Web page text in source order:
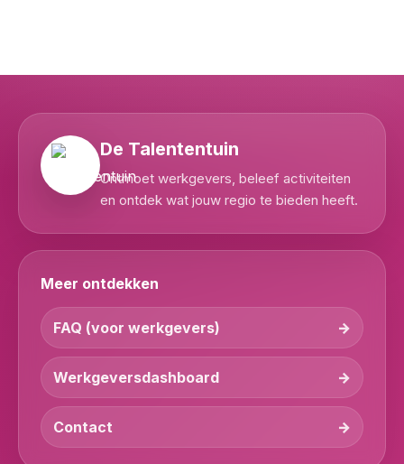
De Talententuin
Ontmoet werkgevers, beleef activiteiten
en ontdek wat jouw regio te bieden heeft.
Meer ontdekken
FAQ (voor werkgevers)
Werkgeversdashboard
Contact